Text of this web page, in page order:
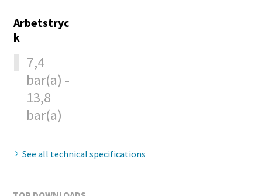
Arbetstryc
k
7,4
bar(a) -
13,8
bar(a)
See all technical specifications